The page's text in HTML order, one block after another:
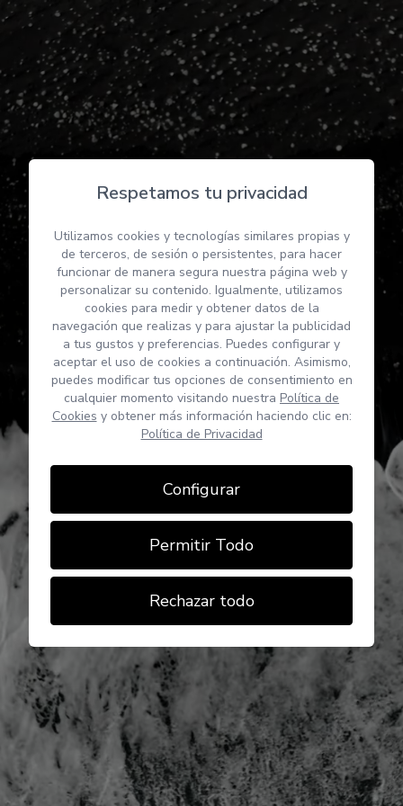
Respetamos tu privacidad
Utilizamos cookies y tecnologías similares propias y
de terceros, de sesión o persistentes, para hacer
funcionar de manera segura nuestra página web y
personalizar su contenido. Igualmente, utilizamos
cookies para medir y obtener datos de la
navegación que realizas y para ajustar la publicidad
a tus gustos y preferencias. Puedes configurar y
aceptar el uso de cookies a continuación. Asimismo,
puedes modificar tus opciones de consentimiento en
cualquier momento visitando nuestra Política de
Cookies y obtener más información haciendo clic en:
Política de Privacidad
Configurar
Permitir Todo
Rechazar todo